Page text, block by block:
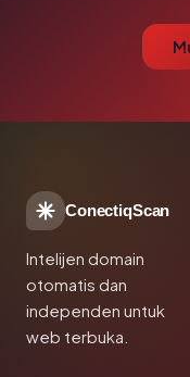
ConectiqScan
Intelijen domain
otomatis dan
independen untuk
web terbuka.